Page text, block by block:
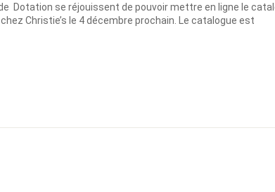
Dotation se réjouissent de pouvoir mettre en ligne le
Christie’s le 4 décembre prochain. Le catalogue est